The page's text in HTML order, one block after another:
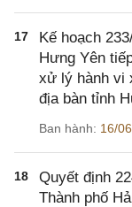
17
Kế hoạch
Hưng Yên
xử lý hành vi
địa bàn tỉnh
Ban hành: 16/
18
Quyết định
Thành phố